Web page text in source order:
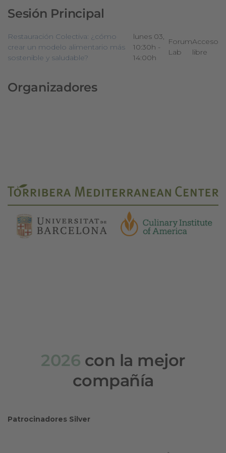
Sesión Principal
Restauración Colectiva: ¿cómo
crear un modelo alimentario más
sostenible y saludable?
lunes 03,
10:30h -
14:00h
Forum
Lab
Acceso
libre
Organizadores
2026 con la mejor
compañía
Patrocinadores Silver